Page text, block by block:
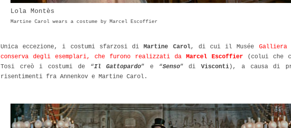
Lola Montès
Martine Carol wears a costume by Marcel Escoffier
Unica eccezione, i costumi sfarzosi diMartine Carol, di cui il Musée Galliera
conserva degli esemplari, che furono realizzati da Marcel Escoffier
(colui che
Tosi creò i costumi de “Il Gattopardo” e “Senso” diVisconti), a causa di
risentimenti fra Annenkov e Martine Carol.